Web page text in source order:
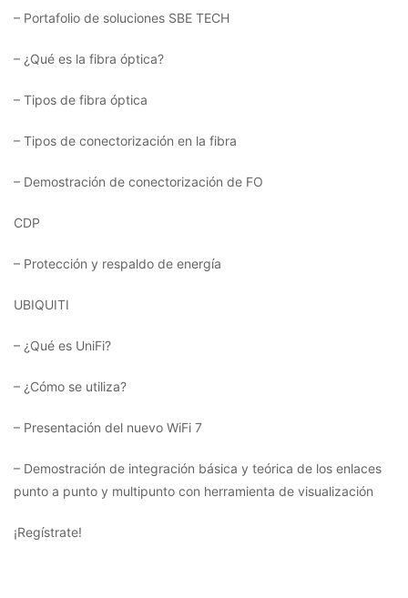
– Portafolio de soluciones SBE TECH
– ¿Qué es la fibra óptica?
– Tipos de fibra óptica
– Tipos de conectorización en la fibra
– Demostración de conectorización de FO
CDP
– Protección y respaldo de energía
UBIQUITI
– ¿Qué es UniFi?
– ¿Cómo se utiliza?
– Presentación del nuevo WiFi 7
– Demostración de integración básica y teórica de los enlaces
punto a punto y multipunto con herramienta de visualización
¡Regístrate!